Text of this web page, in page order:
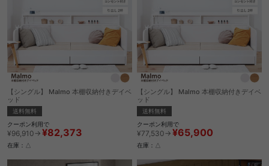
【シングル】 Malmo 本棚収納付きデイベ
ッド
送料無料
クーポン利用で
¥96,910→ ¥82,373
在庫：△
【シングル】 Malmo 本棚収納付きデイベ
ッド
送料無料
クーポン利用で
¥77,530→ ¥65,900
在庫：△